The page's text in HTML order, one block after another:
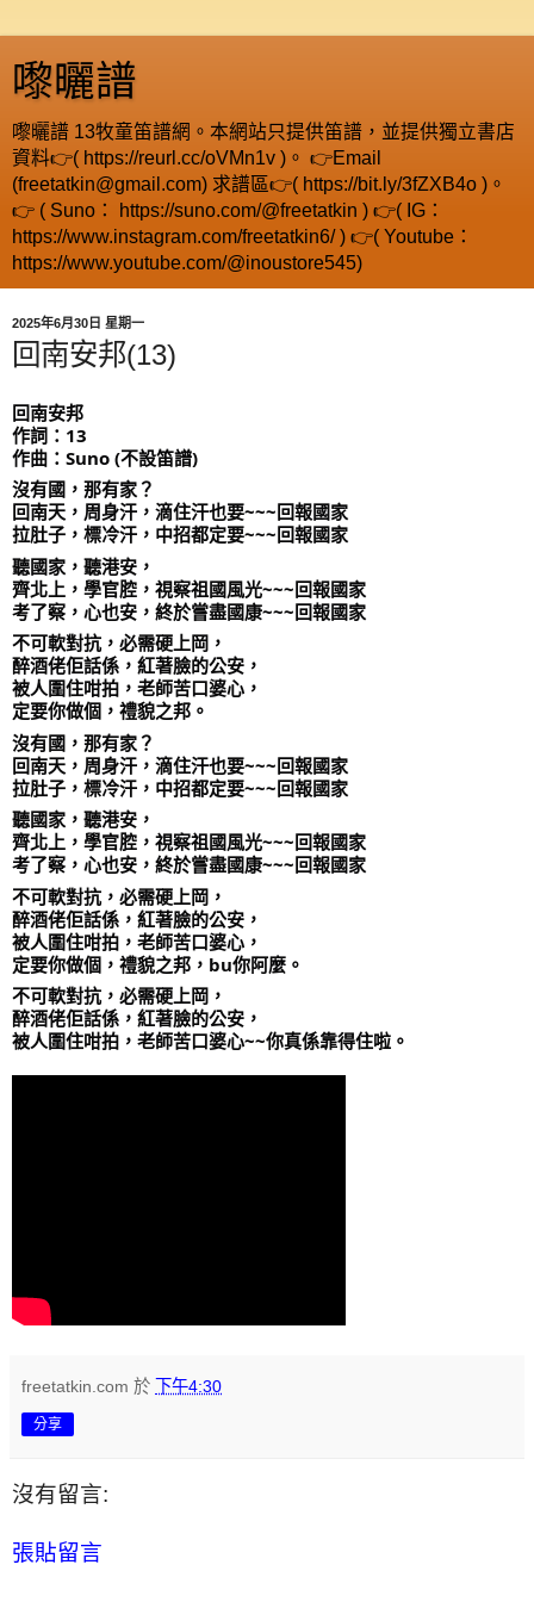
嚟曬譜
嚟曬譜 13牧童笛譜網。本網站只提供笛譜，並提供獨立書店
資料👉( https://reurl.cc/oVMn1v )。 👉Email
(freetatkin@gmail.com) 求譜區👉( https://bit.ly/3fZXB4o )。
👉 ( Suno： https://suno.com/@freetatkin ) 👉( IG：
https://www.instagram.com/freetatkin6/ ) 👉( Youtube：
https://www.youtube.com/@inoustore545)
2025年6月30日 星期一
回南安邦(13)
回南安邦
作詞：13
作曲：Suno (不設笛譜)
沒有國，那有家？
回南天，周身汗，滴住汗也要~~~回報國家
拉肚子，標冷汗，中招都定要~~~回報國家
聽國家，聽港安，
齊北上，學官腔，視察祖國風光~~~回報國家
考了察，心也安，終於嘗盡國康~~~回報國家
不可軟對抗，必需硬上岡，
醉酒佬佢話係，紅著臉的公安，
被人圍住咁拍，老師苦口婆心，
定要你做個，禮貌之邦。
沒有國，那有家？
回南天，周身汗，滴住汗也要~~~回報國家
拉肚子，標冷汗，中招都定要~~~回報國家
聽國家，聽港安，
齊北上，學官腔，視察祖國風光~~~回報國家
考了察，心也安，終於嘗盡國康~~~回報國家
不可軟對抗，必需硬上岡，
醉酒佬佢話係，紅著臉的公安，
被人圍住咁拍，老師苦口婆心，
定要你做個，禮貌之邦，bu你阿麼。
不可軟對抗，必需硬上岡，
醉酒佬佢話係，紅著臉的公安，
被人圍住咁拍，老師苦口婆心~~你真係靠得住啦。
freetatkin.com 於 下午4:30
分享
沒有留言:
張貼留言